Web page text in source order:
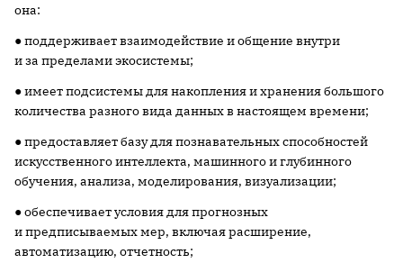
она:
● поддерживает взаимодействие и общение внутри
и за пределами экосистемы;
● имеет подсистемы для накопления и хранения большого
количества разного вида данных в настоящем времени;
● предоставляет базу для познавательных способностей
искусственного интеллекта, машинного и глубинного
обучения, анализа, моделирования, визуализации;
● обеспечивает условия для прогнозных
и предписываемых мер, включая расширение,
автоматизацию, отчетность;